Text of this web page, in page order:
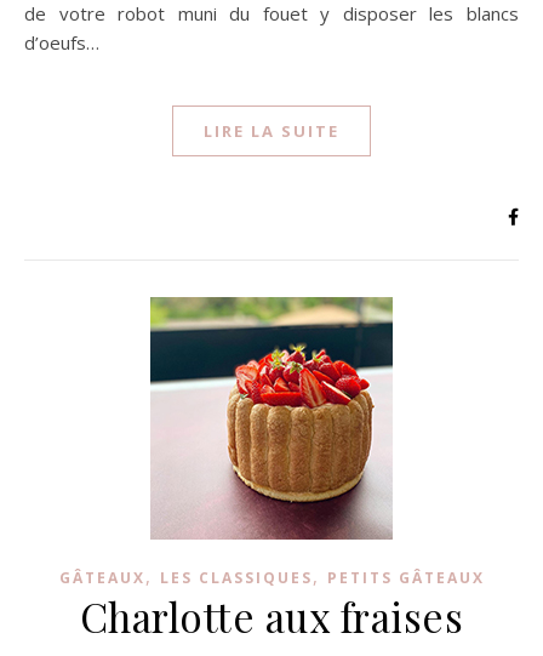
de votre robot muni du fouet y disposer les blancs
d’oeufs…
LIRE LA SUITE
GÂTEAUX, LES CLASSIQUES, PETITS GÂTEAUX
Charlotte aux fraises